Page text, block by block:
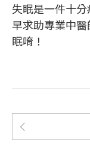
失眠是一件十
早求助專業中
眠唷！